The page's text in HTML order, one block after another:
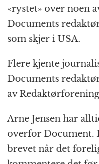
«rystet» over noen
Documents
som skjer i USA.
Flere kjente
Documents
av
Arne Jensen har
overfor Document.
brevet når det